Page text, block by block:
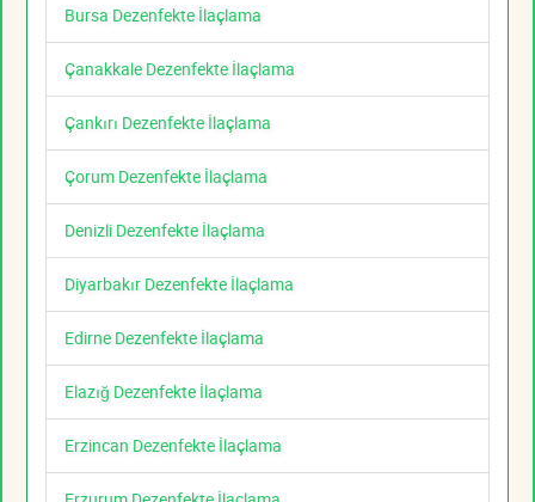
Bursa Dezenfekte İlaçlama
Çanakkale Dezenfekte İlaçlama
Çankırı Dezenfekte İlaçlama
Çorum Dezenfekte İlaçlama
Denizli Dezenfekte İlaçlama
Diyarbakır Dezenfekte İlaçlama
Edirne Dezenfekte İlaçlama
Elazığ Dezenfekte İlaçlama
Erzincan Dezenfekte İlaçlama